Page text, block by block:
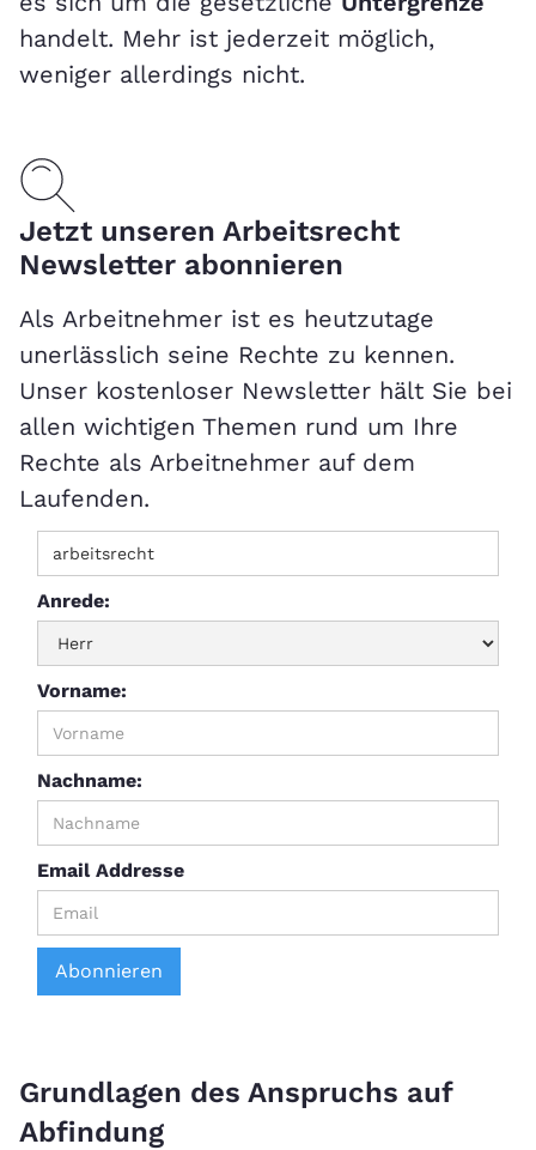
handelt. Mehr ist jederzeit möglich,
weniger allerdings nicht.
Jetzt unseren Arbeitsrecht
Newsletter abonnieren
Als Arbeitnehmer ist es heutzutage
unerlässlich seine Rechte zu kennen.
Unser kostenloser Newsletter hält Sie bei
allen wichtigen Themen rund um Ihre
Rechte als Arbeitnehmer auf dem
Laufenden.
Anrede:
Vorname:
Nachname:
Email Addresse
Grundlagen des Anspruchs auf
Abfindung